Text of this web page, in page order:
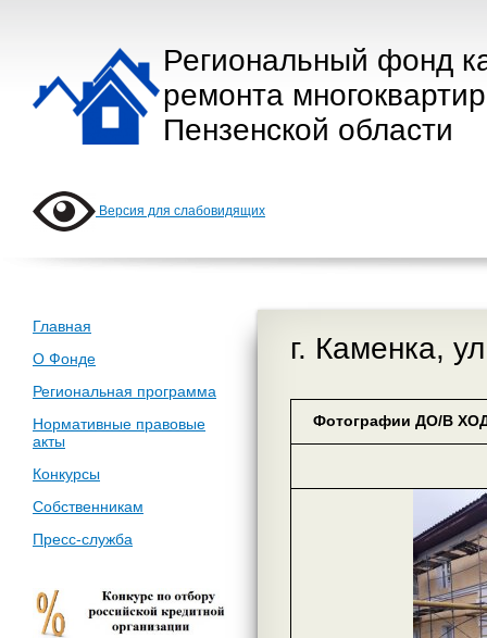
Региональный фонд
ремонта
Пензенской области
Версия для слабовидящих
Главная
О Фонде
Региональная программа
Нормативные правовые
акты
Конкурсы
Собственникам
Пресс-служба
г. Каменка,
Фотографии ДО/В